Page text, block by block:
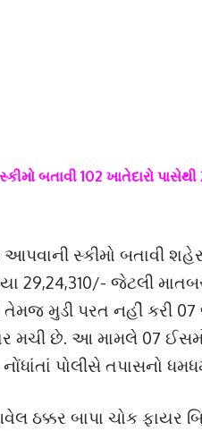
બતાવી 102 ખાતેદારો
સ્કીમો બતાવી
29,24,310/- જેટલી
મુડી પરત નહીં કરી
મચી છે. આ મામલે 07
પોલીસે તપાસનો
ઠક્કર બાપા ચોક ફાયર